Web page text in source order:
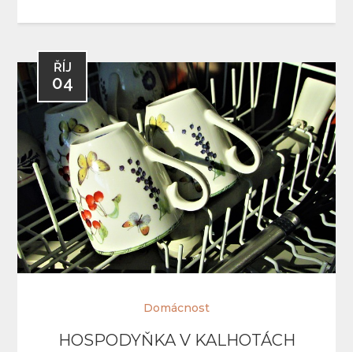
ŘÍJ
04
Domácnost
HOSPODYŇKA V KALHOTÁCH